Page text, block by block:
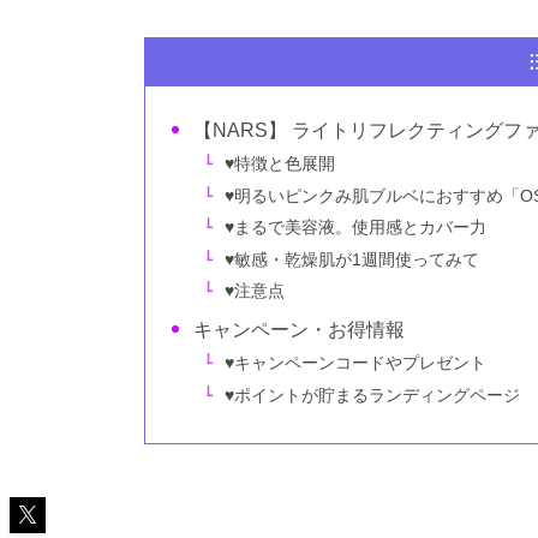
【NARS】 ライトリフレクティングフ
♥特徴と色展開
♥明るいピンクみ肌ブルベにおすすめ「
♥まるで美容液。使用感とカバー力
♥敏感・乾燥肌が1週間使ってみて
♥注意点
キャンペーン・お得情報
♥キャンペーンコードやプレゼント
♥ポイントが貯まるランディングページ